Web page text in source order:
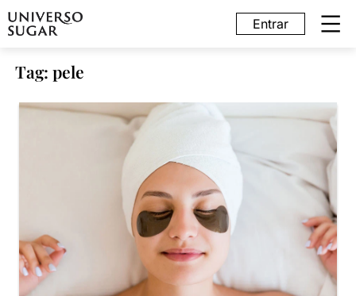
Entrar
Tag: pele